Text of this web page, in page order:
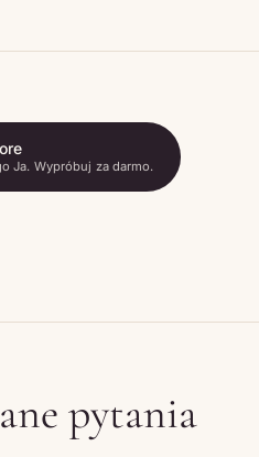
Ja. Wypróbuj za darmo.
pytania